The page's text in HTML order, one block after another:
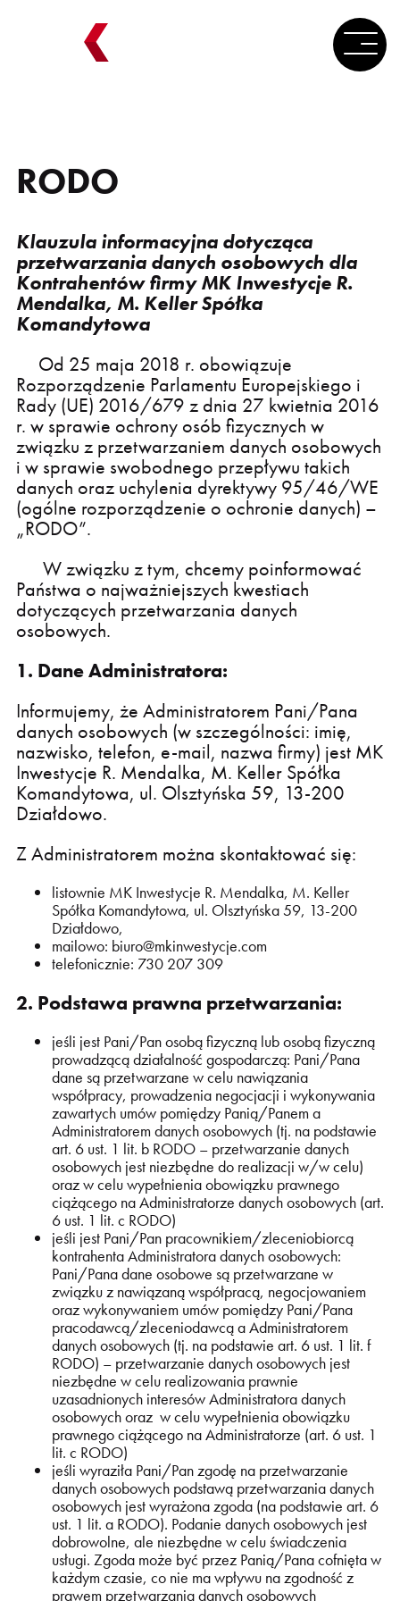
RODO
Klauzula informacyjna dotycząca
przetwarzania danych osobowych dla
Kontrahentów firmy MK Inwestycje R.
Mendalka, M. Keller Spółka
Komandytowa
Od 25 maja 2018 r. obowiązuje
Rozporządzenie Parlamentu Europejskiego i
Rady (UE) 2016/679 z dnia 27 kwietnia 2016
r. w sprawie ochrony osób fizycznych w
związku z przetwarzaniem danych osobowych
i w sprawie swobodnego przepływu takich
danych oraz uchylenia dyrektywy 95/46/WE
(ogólne rozporządzenie o ochronie danych) –
„RODO”.
W związku z tym, chcemy poinformować
Państwa o najważniejszych kwestiach
dotyczących przetwarzania danych
osobowych.
1. Dane Administratora:
Informujemy, że Administratorem Pani/Pana
danych osobowych (w szczególności: imię,
nazwisko, telefon, e-mail, nazwa firmy) jest MK
Inwestycje R. Mendalka, M. Keller Spółka
Komandytowa, ul. Olsztyńska 59, 13-200
Działdowo.
Z Administratorem można skontaktować się:
listownie MK Inwestycje R. Mendalka, M. Keller
Spółka Komandytowa, ul. Olsztyńska 59, 13-200
Działdowo,
mailowo: biuro@mkinwestycje.com
telefonicznie: 730 207 309
2. Podstawa prawna przetwarzania:
jeśli jest Pani/Pan osobą fizyczną lub osobą fizyczną
prowadzącą działalność gospodarczą: Pani/Pana
dane są przetwarzane w celu nawiązania
współpracy, prowadzenia negocjacji i wykonywania
zawartych umów pomiędzy Panią/Panem a
Administratorem danych osobowych (tj. na podstawie
art. 6 ust. 1 lit. b RODO – przetwarzanie danych
osobowych jest niezbędne do realizacji w/w celu)
oraz w celu wypełnienia obowiązku prawnego
ciążącego na Administratorze danych osobowych (art.
6 ust. 1 lit. c RODO)
jeśli jest Pani/Pan pracownikiem/zleceniobiorcą
kontrahenta Administratora danych osobowych:
Pani/Pana dane osobowe są przetwarzane w
związku z nawiązaną współpracą, negocjowaniem
oraz wykonywaniem umów pomiędzy Pani/Pana
pracodawcą/zleceniodawcą a Administratorem
danych osobowych (tj. na podstawie art. 6 ust. 1 lit. f
RODO) – przetwarzanie danych osobowych jest
niezbędne w celu realizowania prawnie
uzasadnionych interesów Administratora danych
osobowych oraz w celu wypełnienia obowiązku
prawnego ciążącego na Administratorze (art. 6 ust. 1
lit. c RODO)
jeśli wyraziła Pani/Pan zgodę na przetwarzanie
danych osobowych podstawą przetwarzania danych
osobowych jest wyrażona zgoda (na podstawie art. 6
ust. 1 lit. a RODO). Podanie danych osobowych jest
dobrowolne, ale niezbędne w celu świadczenia
usługi. Zgoda może być przez Panią/Pana cofnięta w
każdym czasie, co nie ma wpływu na zgodność z
prawem przetwarzania danych osobowych